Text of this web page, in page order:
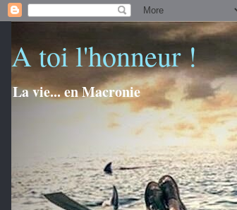
A toi l'honneur !
La vie... en Macronie